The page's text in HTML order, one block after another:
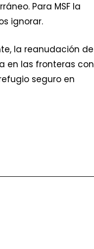
Para MSF la
ignorar.
la reanudación de
en las fronteras con
seguro en